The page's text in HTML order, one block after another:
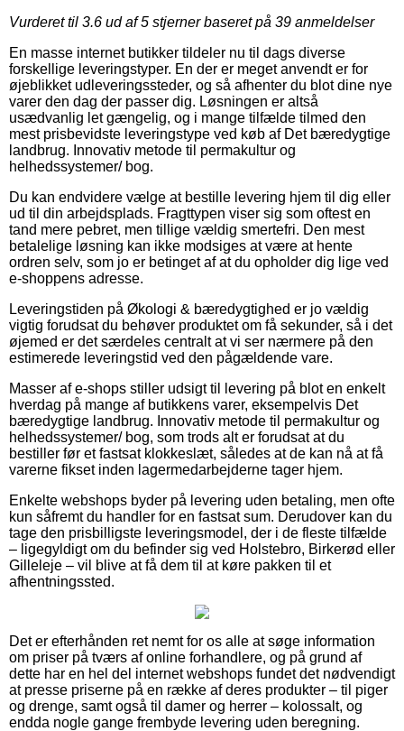
Vurderet til 3.6 ud af 5 stjerner baseret på 39 anmeldelser
En masse internet butikker tildeler nu til dags diverse
forskellige leveringstyper. En der er meget anvendt er for
øjeblikket udleveringssteder, og så afhenter du blot dine nye
varer den dag der passer dig. Løsningen er altså
usædvanlig let gængelig, og i mange tilfælde tilmed den
mest prisbevidste leveringstype ved køb af Det bæredygtige
landbrug. Innovativ metode til permakultur og
helhedssystemer/ bog.
Du kan endvidere vælge at bestille levering hjem til dig eller
ud til din arbejdsplads. Fragttypen viser sig som oftest en
tand mere pebret, men tillige vældig smertefri. Den mest
betalelige løsning kan ikke modsiges at være at hente
ordren selv, som jo er betinget af at du opholder dig lige ved
e-shoppens adresse.
Leveringstiden på Økologi & bæredygtighed er jo vældig
vigtig forudsat du behøver produktet om få sekunder, så i det
øjemed er det særdeles centralt at vi ser nærmere på den
estimerede leveringstid ved den pågældende vare.
Masser af e-shops stiller udsigt til levering på blot en enkelt
hverdag på mange af butikkens varer, eksempelvis Det
bæredygtige landbrug. Innovativ metode til permakultur og
helhedssystemer/ bog, som trods alt er forudsat at du
bestiller før et fastsat klokkeslæt, således at de kan nå at få
varerne fikset inden lagermedarbejderne tager hjem.
Enkelte webshops byder på levering uden betaling, men ofte
kun såfremt du handler for en fastsat sum. Derudover kan du
tage den prisbilligste leveringsmodel, der i de fleste tilfælde
– ligegyldigt om du befinder sig ved Holstebro, Birkerød eller
Gilleleje – vil blive at få dem til at køre pakken til et
afhentningssted.
Det er efterhånden ret nemt for os alle at søge information
om priser på tværs af online forhandlere, og på grund af
dette har en hel del internet webshops fundet det nødvendigt
at presse priserne på en række af deres produkter – til piger
og drenge, samt også til damer og herrer – kolossalt, og
endda nogle gange frembyde levering uden beregning.